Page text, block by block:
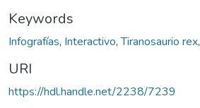
Keywords
Infografías, Interactivo,Tiranosaurio rex,
URI
https://hdl.handle.net/2238/7239